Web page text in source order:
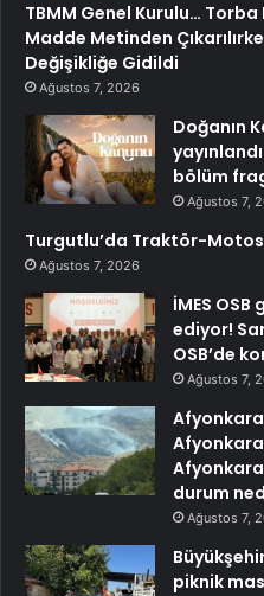
TBMM Genel Kurulu…
Madde Metinden
Değişikliğe Gidildi
Ağustos 7, 2026
Doğanın
bölüm
Ağustos 7,
Turgutlu’da Traktör-
Ağustos 7, 2026
İMES
ediyor!
OSB’de
Ağustos 7,
durum
Ağustos 7,
piknik